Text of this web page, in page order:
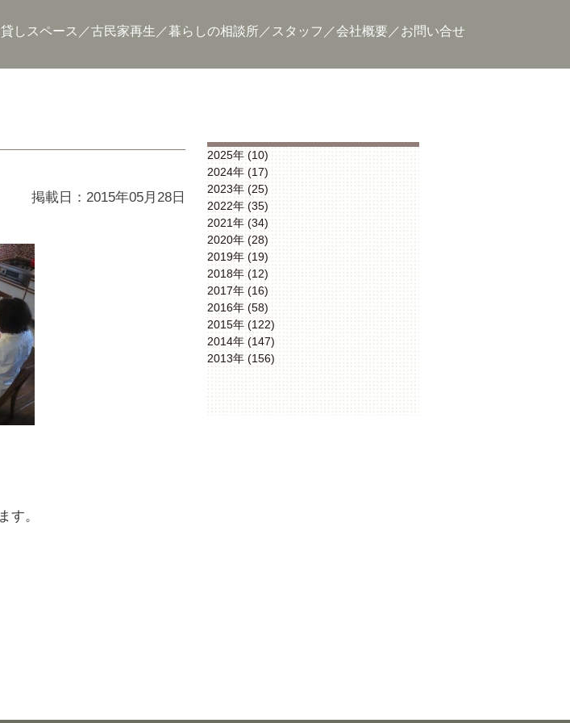
貸しスペース 古民家再生 暮らしの相談所 スタッフ 会社概要 お問い合せ
掲載日：2015年05月28日
す。
2025年 (10)
2024年 (17)
2023年 (25)
2022年 (35)
2021年 (34)
2020年 (28)
2019年 (19)
2018年 (12)
2017年 (16)
2016年 (58)
2015年 (122)
2014年 (147)
2013年 (156)